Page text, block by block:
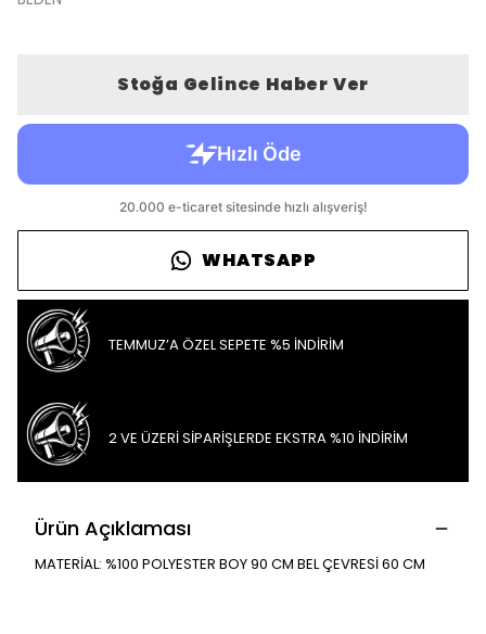
Stoğa Gelince Haber Ver
WHATSAPP
TEMMUZ’A ÖZEL SEPETE %5 İNDİRİM
2 VE ÜZERİ SİPARİŞLERDE EKSTRA %10 İNDİRİM
Ürün Açıklaması
MATERİAL: %100 POLYESTER BOY 90 CM BEL ÇEVRESİ 60 CM